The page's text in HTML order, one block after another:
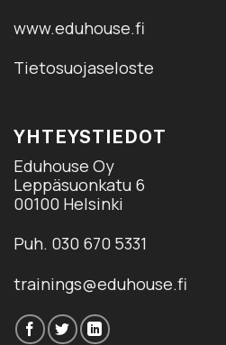
www.eduhouse.fi
Tietosuojaseloste
YHTEYSTIEDOT
Eduhouse Oy
Leppäsuonkatu 6
00100 Helsinki
Puh. 030 670 5331
trainings@eduhouse.fi